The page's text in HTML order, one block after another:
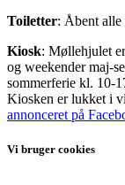
Toiletter: Åbent alle
Kiosk: Møllehjulet
og weekender maj-
sommerferie kl. 10-
Kiosken er lukket i
annonceret på
Vi bruger cookies